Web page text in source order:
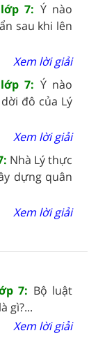
7: Ý nào
sau khi lên
Xem lời giải
7: Ý nào
đô của Lý
Xem lời giải
Nhà Lý thực
dựng quân
Xem lời giải
7: Bộ luật
gì?...
Xem lời giải